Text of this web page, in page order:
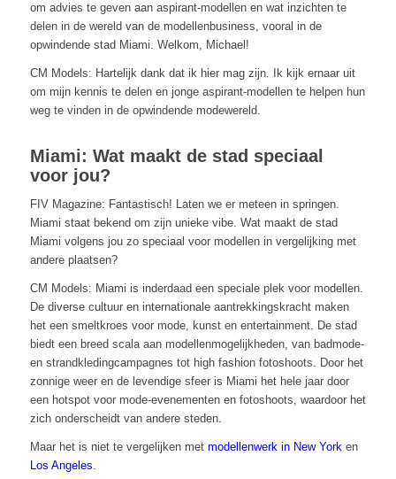
om advies te geven aan aspirant-modellen en wat inzichten te
delen in de wereld van de modellenbusiness, vooral in de
opwindende stad Miami. Welkom, Michael!
CM Models: Hartelijk dank dat ik hier mag zijn. Ik kijk ernaar uit
om mijn kennis te delen en jonge aspirant-modellen te helpen hun
weg te vinden in de opwindende modewereld.
Miami: Wat maakt de stad speciaal
voor jou?
FIV Magazine: Fantastisch! Laten we er meteen in springen.
Miami staat bekend om zijn unieke vibe. Wat maakt de stad
Miami volgens jou zo speciaal voor modellen in vergelijking met
andere plaatsen?
CM Models: Miami is inderdaad een speciale plek voor modellen.
De diverse cultuur en internationale aantrekkingskracht maken
het een smeltkroes voor mode, kunst en entertainment. De stad
biedt een breed scala aan modellenmogelijkheden, van badmode-
en strandkledingcampagnes tot high fashion fotoshoots. Door het
zonnige weer en de levendige sfeer is Miami het hele jaar door
een hotspot voor mode-evenementen en fotoshoots, waardoor het
zich onderscheidt van andere steden.
Maar het is niet te vergelijken met modellenwerk in New Yorken
Los Angeles.